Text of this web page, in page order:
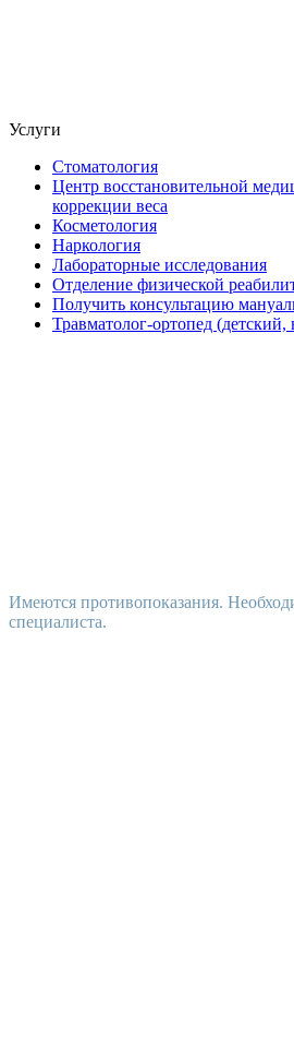
Услуги
Стоматология
Центр восстановительной
коррекции веса
Косметология
Наркология
Лабораторные исследования
Отделение физической
Получить консультацию
Травматолог-ортопед (детский,
Имеются противопоказания.
специалиста.